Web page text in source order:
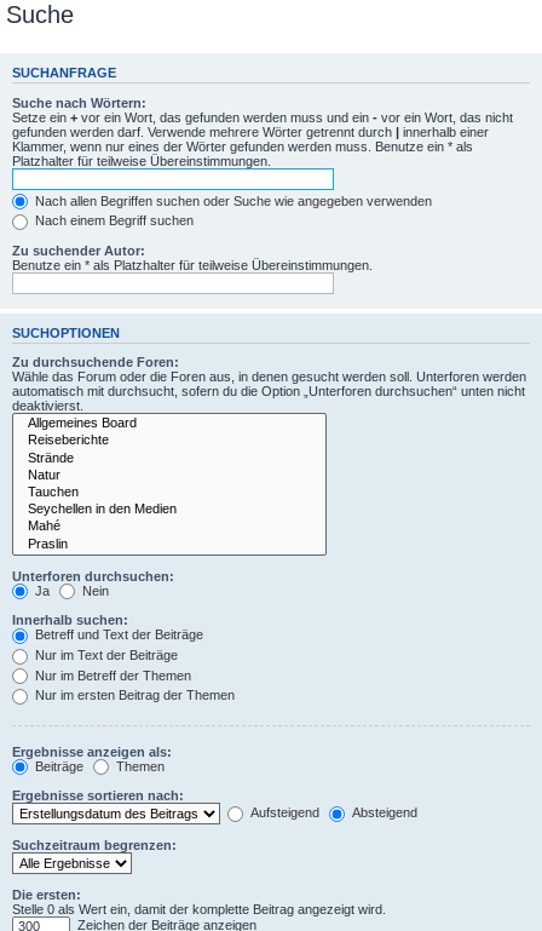
Suche
SUCHANFRAGE
Suche nach Wörtern:
Setze ein + vor ein Wort, das gefunden werden muss und ein - vor ein Wort, das nicht
gefunden werden darf. Verwende mehrere Wörter getrennt durch | innerhalb einer
Klammer, wenn nur eines der Wörter gefunden werden muss. Benutze ein * als
Platzhalter für teilweise Übereinstimmungen.
Nach allen Begriffen suchen oder Suche wie angegeben verwenden
Nach einem Begriff suchen
Zu suchender Autor:
Benutze ein * als Platzhalter für teilweise Übereinstimmungen.
SUCHOPTIONEN
Zu durchsuchende Foren:
Wähle das Forum oder die Foren aus, in denen gesucht werden soll. Unterforen werden
automatisch mit durchsucht, sofern du die Option „Unterforen durchsuchen“ unten nicht
deaktivierst.
Unterforen durchsuchen:
Ja
Nein
Innerhalb suchen:
Betreff und Text der Beiträge
Nur im Text der Beiträge
Nur im Betreff der Themen
Nur im ersten Beitrag der Themen
Ergebnisse anzeigen als:
Beiträge
Themen
Ergebnisse sortieren nach:
Aufsteigend
Absteigend
Suchzeitraum begrenzen:
Die ersten:
Stelle 0 als Wert ein, damit der komplette Beitrag angezeigt wird.
Zeichen der Beiträge anzeigen